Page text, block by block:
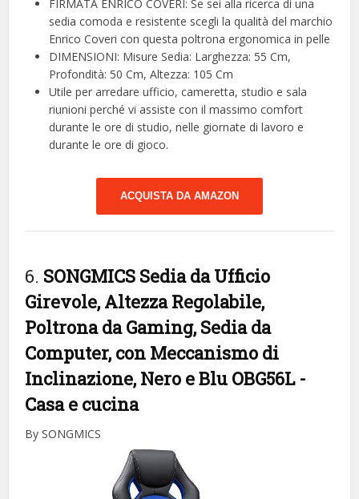
FIRMATA ENRICO COVERI: Se sei alla ricerca di una
sedia comoda e resistente scegli la qualità del marchio
Enrico Coveri con questa poltrona ergonomica in pelle
DIMENSIONI: Misure Sedia: Larghezza: 55 Cm,
Profondità: 50 Cm, Altezza: 105 Cm
Utile per arredare ufficio, cameretta, studio e sala
riunioni perché vi assiste con il massimo comfort
durante le ore di studio, nelle giornate di lavoro e
durante le ore di gioco.
ACQUISTA DA AMAZON
6. SONGMICS Sedia da Ufficio
Girevole, Altezza Regolabile,
Poltrona da Gaming, Sedia da
Computer, con Meccanismo di
Inclinazione, Nero e Blu OBG56L -
Casa e cucina
By SONGMICS